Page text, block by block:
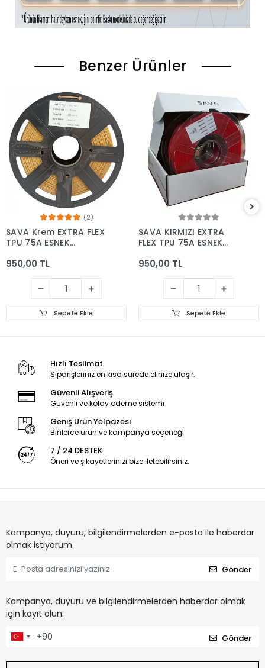
Benzer Ürünler
(2)
SAVA Krem EXTRA FLEX
TPU 75A ESNEK
950,00 TL
Sepete Ekle
SAVA KIRMIZI EXTRA
FLEX TPU 75A ESNEK
950,00 TL
Sepete Ekle
Hızlı Teslimat
Siparişleriniz en kısa sürede elinize ulaşır.
Güvenli Alışveriş
Güvenli ve kolay ödeme sistemi
Geniş Ürün Yelpazesi
Binlerce ürün ve kampanya seçeneği
7 / 24 DESTEK
Öneri ve şikayetlerinizi bize iletebilirsiniz.
Kampanya, duyuru, bilgilendirmelerden e-posta ile haberdar
olmak istiyorum.
Gönder
Kampanya, duyuru ve bilgilendirmelerden haberdar olmak
için kayıt olun.
Gönder